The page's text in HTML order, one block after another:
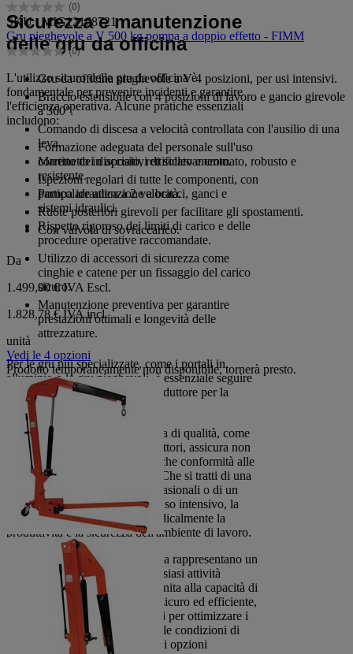
Sicurezza e manutenzione
delle gru da officina
L'utilizzo sicuro delle gru da officina è
fondamentale per prevenire incidenti e garantire
l'efficienza operativa. Alcune pratiche essenziali
includono:
Formazione adeguata del personale sull'uso
corretto dei dispositivi di sollevamento.
Ispezioni regolari di tutte le componenti, con
particolare attenzione a bracci, ganci e
sistemi idraulici.
Rispetto rigoroso dei limiti di carico e delle
procedure operative raccomandate.
Utilizzo di accessori di sicurezza come
cinghie e catene per un fissaggio del carico
sicuro.
Manutenzione preventiva per garantire
prestazioni ottimali e longevità delle
attrezzature.
Per le gru più specializzate, come i portali in
alluminio o le gru pieghevoli, è essenziale seguire
le linee guida specifiche del produttore per la
manutenzione e l'uso.
L'investimento in gru da officina di qualità, come
quelle offerte da rinomati produttori, assicura non
solo efficienza operativa ma anche conformità alle
normative di sicurezza vigenti. Che si tratti di una
gru manuale per operazioni occasionali o di un
sistema idraulico avanzato per uso intensivo, la
scelta giusta può trasformare radicalmente la
produttività e la sicurezza dell'ambiente di lavoro.
In conclusione, le gru da officina rappresentano un
investimento strategico per qualsiasi attività
industriale. La loro versatilità, unita alla capacità di
gestire carichi pesanti in modo sicuro ed efficiente,
le rende strumenti indispensabili per ottimizzare i
processi produttivi e migliorare le condizioni di
lavoro. Con una vasta gamma di opzioni
(0)
0.0
su
5
stelle.
SKU : MIG12168721
Gru pieghevole a V 500 kg pompa a doppio effetto - FIMM
(0)
0.0
su
5
stelle.
Gru da officina pieghevole a V 4 posizioni, per usi intensivi.
Braccio estensibile con 4 posizioni di lavoro e gancio girevole
a 360°.
Comando di discesa a velocità controllata con l'ausilio di una
leva.
Martinetto in acciaio, rettificato e cromato, robusto e
resistente.
Pompa idraulica a 2 velocità.
Ruote posteriori girevoli per facilitare gli spostamenti.
Con valvola di sovraccarico.
Da
1.499,00 €IVA Escl.
1.828,78 € IVA incl.
unità
Vedi le 4 opzioni
Prodotto temporaneamente non disponibile, tornerà presto.